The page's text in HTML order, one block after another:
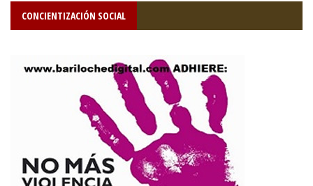
CONCIENTIZACIÓN SOCIAL